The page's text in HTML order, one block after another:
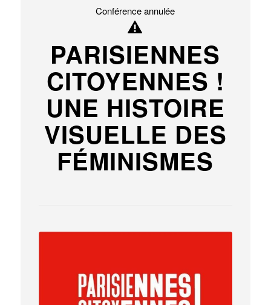
Conférence annulée
PARISIENNES
CITOYENNES !
UNE HISTOIRE
VISUELLE DES
FÉMINISMES